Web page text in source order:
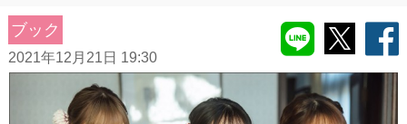
ブック
2021年12月21日 19:30